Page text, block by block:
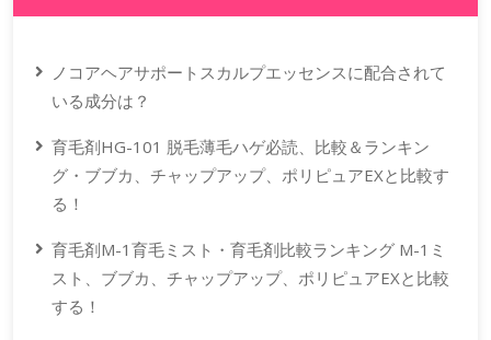
ノコアヘアサポートスカルプエッセンスに配合されて
いる成分は？
育毛剤HG-101 脱毛薄毛ハゲ必読、比較＆ランキン
グ・ブブカ、チャップアップ、ポリピュアEXと比較す
る！
育毛剤M-1育毛ミスト・育毛剤比較ランキング M-1ミ
スト、ブブカ、チャップアップ、ポリピュアEXと比較
する！